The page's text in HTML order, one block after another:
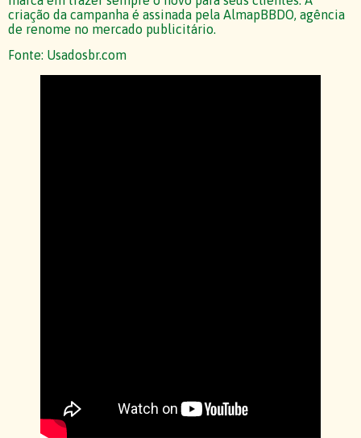
criação da campanha é assinada pela AlmapBBDO, agência
de renome no mercado publicitário.
Fonte: Usadosbr.com